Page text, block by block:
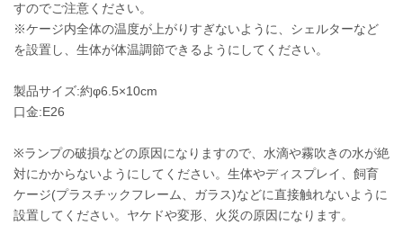
すのでご注意ください。
※ケージ内全体の温度が上がりすぎないように、シェルターなど
を設置し、生体が体温調節できるようにしてください。
製品サイズ:約φ6.5×10cm
口金:E26
※ランプの破損などの原因になりますので、水滴や霧吹きの水が絶
対にかからないようにしてください。生体やディスプレイ、飼育
ケージ(プラスチックフレーム、ガラス)などに直接触れないように
設置してください。ヤケドや変形、火災の原因になります。